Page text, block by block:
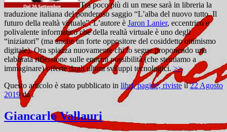
Tra poco più di un mese sarà in libreria la
traduzione italiana del ponderoso saggio “L’alba del nuovo tutto. Il
futuro della realtà virtuale”. L’autore è Jaron Lanier, eccentrico e
polivalente informatico che della realtà virtuale è uno degli
“iniziatori” (ma anche un forte oppositore del cosiddetto ottimismo
digitale). Ora spiazza nuovamente chi lo segue proponendo una
elaborata riflessione sulle enormi possibilità (che stentiamo a
immaginare) offerte dagli ultimi sviluppi tecnologici.>>
Questo articolo è stato pubblicato in libri, pagine, rivisteil22 Agosto
2019da.
Giancarlo Vallauri